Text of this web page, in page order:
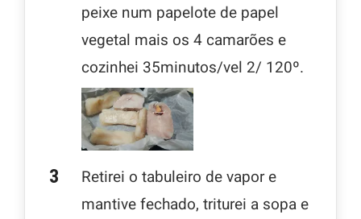
peixe num papelote de papel
vegetal mais os 4 camarões e
cozinhei 35minutos/vel 2/ 120º.
Retirei o tabuleiro de vapor e
mantive fechado, triturei a sopa e